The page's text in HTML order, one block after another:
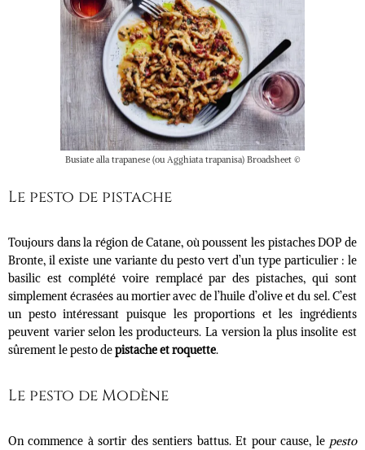
Busiate alla trapanese (ou Agghiata trapanisa) Broadsheet ©
Le pesto de pistache
Toujours dans la région de Catane, où poussent les pistaches DOP de
Bronte, il existe une variante du pesto vert d’un type particulier : le
basilic est complété voire remplacé par des pistaches, qui sont
simplement écrasées au mortier avec de l’huile d’olive et du sel. C’est
un pesto intéressant puisque les proportions et les ingrédients
peuvent varier selon les producteurs. La version la plus insolite est
sûrement le pesto depistache et roquette.
Le pesto de Modène
On commence à sortir des sentiers battus. Et pour cause, le pesto